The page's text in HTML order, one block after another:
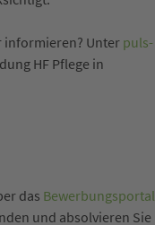
informieren? Unter puls-
HF Pflege in
das Bewerbungsportal
und absolvieren Sie